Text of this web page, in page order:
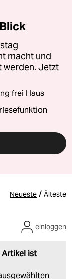
macht und
werden. Jetzt
frei Haus
Neueste / Älteste
Artikel ist
einloggen